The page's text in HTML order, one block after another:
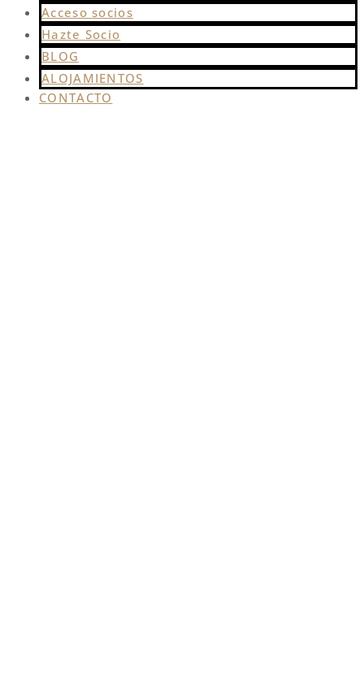
Acceso socios
Hazte Socio
BLOG
ALOJAMIENTOS
CONTACTO